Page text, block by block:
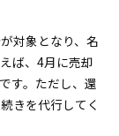
対象となり、名
ば、4月に売却
す。ただし、還
きを代行してく